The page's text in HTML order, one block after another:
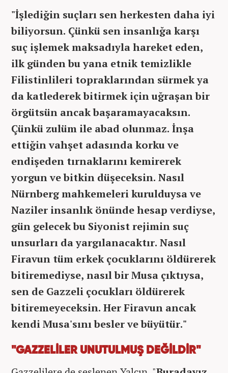
"İşlediğin suçları sen herkesten daha iyi
biliyorsun. Çünkü sen insanlığa karşı
suç işlemek maksadıyla hareket eden,
ilk günden bu yana etnik temizlikle
Filistinlileri topraklarından sürmek ya
da katlederek bitirmek için uğraşan bir
örgütsün ancak başaramayacaksın.
Çünkü zulüm ile abad olunmaz. İnşa
ettiğin vahşet adasında korku ve
endişeden tırnaklarını kemirerek
yorgun ve bitkin düşeceksin. Nasıl
Nürnberg mahkemeleri kurulduysa ve
Naziler insanlık önünde hesap verdiyse,
gün gelecek bu Siyonist rejimin suç
unsurları da yargılanacaktır. Nasıl
Firavun tüm erkek çocuklarını öldürerek
bitiremediyse, nasıl bir Musa çıktıysa,
sen de Gazzeli çocukları öldürerek
bitiremeyeceksin. Her Firavun ancak
kendi Musa'sını besler ve büyütür."
"GAZZELİLER UNUTULMUŞ DEĞİLDİR"